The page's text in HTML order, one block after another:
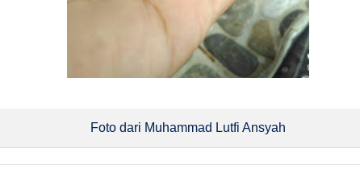
Foto dari Muhammad Lutfi Ansyah